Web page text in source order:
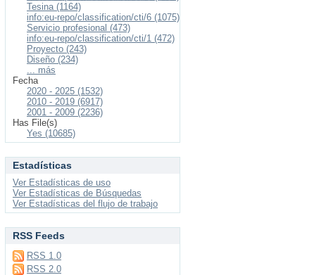
Tesina (1164)
info:eu-repo/classification/cti/6 (1075)
Servicio profesional (473)
info:eu-repo/classification/cti/1 (472)
Proyecto (243)
Diseño (234)
... más
Fecha
2020 - 2025 (1532)
2010 - 2019 (6917)
2001 - 2009 (2236)
Has File(s)
Yes (10685)
Estadísticas
Ver Estadísticas de uso
Ver Estadísticas de Búsquedas
Ver Estadísticas del flujo de trabajo
RSS Feeds
RSS 1.0
RSS 2.0